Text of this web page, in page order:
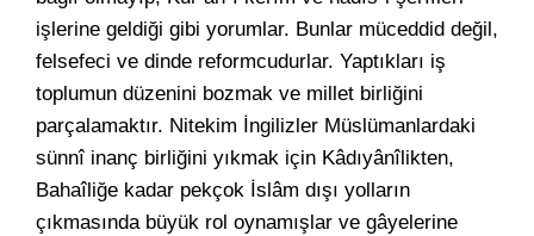
işlerine geldiği gibi yorumlar. Bunlar müceddid değil,
felsefeci ve dinde reformcudurlar. Yaptıkları iş
toplumun düzenini bozmak ve millet birliğini
parçalamaktır. Nitekim İngilizler Müslümanlardaki
sünnî inanç birliğini yıkmak için Kâdıyânîlikten,
Bahaîliğe kadar pekçok İslâm dışı yolların
çıkmasında büyük rol oynamışlar ve gâyelerine